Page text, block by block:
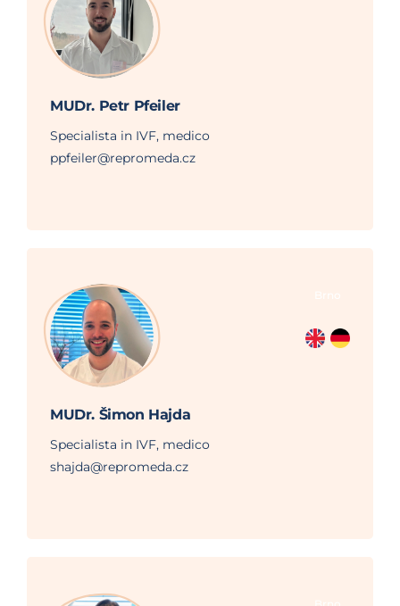
MUDr. Petr Pfeiler
Specialista in IVF, medico
ppfeiler@repromeda.cz
MUDr. Šimon Hajda
Specialista in IVF, medico
shajda@repromeda.cz